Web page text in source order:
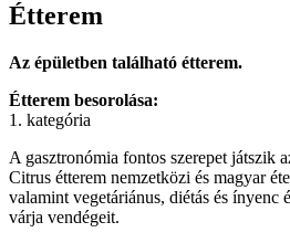
Étterem
Az épületben található étterem.
Étterem besorolása:
1. kategória
A gasztronómia fontos szerepet játszik
Citrus étterem nemzetközi és magyar
valamint vegetáriánus, diétás és ínyenc
várja vendégeit.